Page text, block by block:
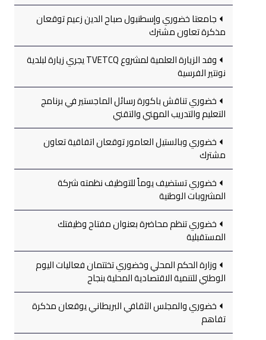
جامعتا خضوري وإسطنبول صباح الدين زعيم توقعان
مذكرة تعاون مشترك
وفد الزيارة العلمية لمشروع TVETCQ يجري زيارة لبلدية
نونتير الفرسية
خضوري تناقش باكورة رسائل الماجستير في برنامج
التعليم والتدريب المهني والتقني
خضوري وبالستيل العامور توقعان اتفاقية تعاون
مشترك
خضوري تستضيف يوماً للتوظيف نظمته شركة
المشروبات الوطنية
خضوري تنظم محاضرة بعنوان مفتاح وظيفتك
المستقبلية
وزارة الحكم المحلي وخضوري تختتمان فعاليات اليوم
الوطني للتنمية الاقتصادية المحلية بنجاح
خضوري والمجلس الثقافي البريطاني يوقعان مذكرة
تفاهم